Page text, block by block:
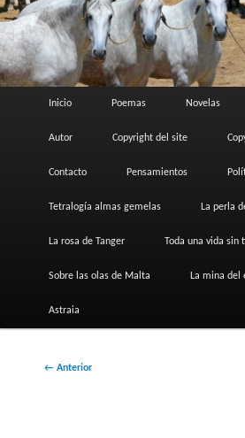
Inicio Poemas Novelas
Autor Copyright del site
Contacto Pensamientos
Tetralogía almas gemelas La perla
La rosa de Tanger Toda una vida sin
Sobre las olas de Malta La mina del
Astraia
Navegador
← Anterior